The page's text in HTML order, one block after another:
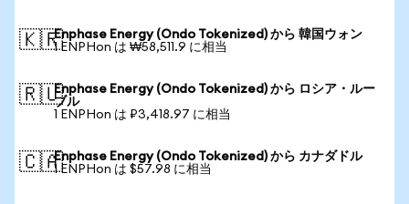
🇰🇷Enphase Energy (Ondo Tokenized) から 韓国ウォン
1 ENPHon は ₩58,511.9 に相当
🇷🇺Enphase Energy (Ondo Tokenized) から ロシア・ルー
ブル
1 ENPHon は ₽3,418.97 に相当
🇨🇦Enphase Energy (Ondo Tokenized) から カナダドル
1 ENPHon は $57.98 に相当